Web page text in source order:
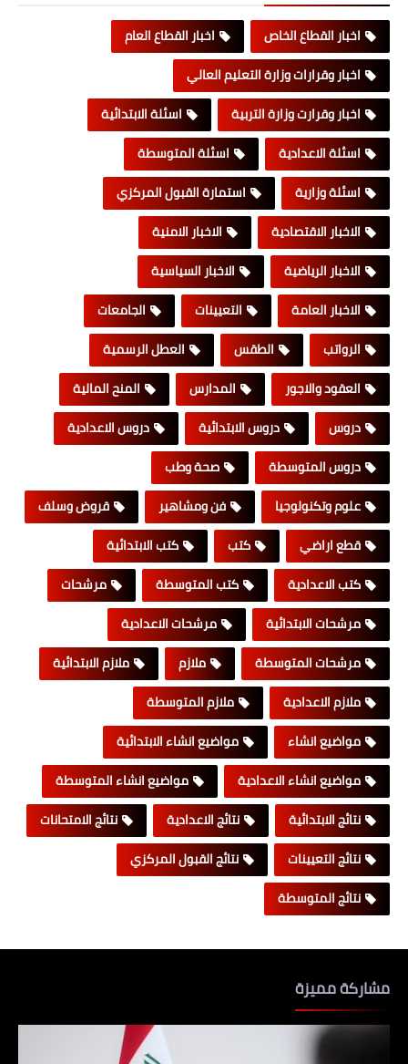
اخبار القطاع الخاص
اخبار القطاع العام
اخبار وقرارات وزارة التعليم العالي
اخبار وقرارت وزارة التربية
اسئلة الابتدائية
اسئلة الاعدادية
اسئلة المتوسطة
اسئلة وزارية
استمارة القبول المركزي
الاخبار الاقتصادية
الاخبار الامنية
الاخبار الرياضية
الاخبار السياسية
الاخبار العامة
التعيينات
الجامعات
الرواتب
الطقس
العطل الرسمية
العقود والاجور
المدارس
المنح المالية
دروس
دروس الابتدائية
دروس الاعدادية
دروس المتوسطة
صحة وطب
علوم وتكنولوجيا
فن ومشاهير
قروض وسلف
قطع اراضي
كتب
كتب الابتدائية
كتب الاعدادية
كتب المتوسطة
مرشحات
مرشحات الابتدائية
مرشحات الاعدادية
مرشحات المتوسطة
ملازم
ملازم الابتدائية
ملازم الاعدادية
ملازم المتوسطة
مواضيع انشاء
مواضيع انشاء الابتدائية
مواضيع انشاء الاعدادية
مواضيع انشاء المتوسطة
نتائج الابتدائية
نتائج الاعدادية
نتائج الامتحانات
نتائج التعيينات
نتائج القبول المركزي
نتائج المتوسطة
مشاركة مميزة